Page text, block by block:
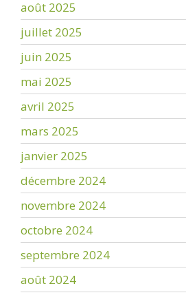
août 2025
juillet 2025
juin 2025
mai 2025
avril 2025
mars 2025
janvier 2025
décembre 2024
novembre 2024
octobre 2024
septembre 2024
août 2024